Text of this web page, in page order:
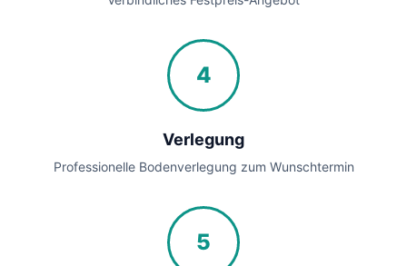
4
Verlegung
Professionelle Bodenverlegung zum Wunschtermin
5